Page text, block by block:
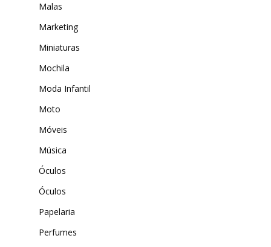
Malas
Marketing
Miniaturas
Mochila
Moda Infantil
Moto
Móveis
Música
Óculos
Óculos
Papelaria
Perfumes